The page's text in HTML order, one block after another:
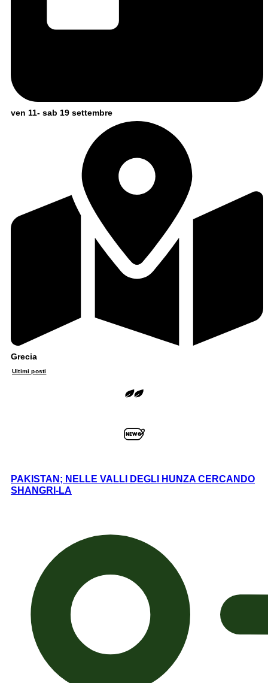
ven 11- sab 19 settembre
Grecia
Ultimi posti
PAKISTAN; NELLE VALLI DEGLI HUNZA CERCANDO
SHANGRI-LA